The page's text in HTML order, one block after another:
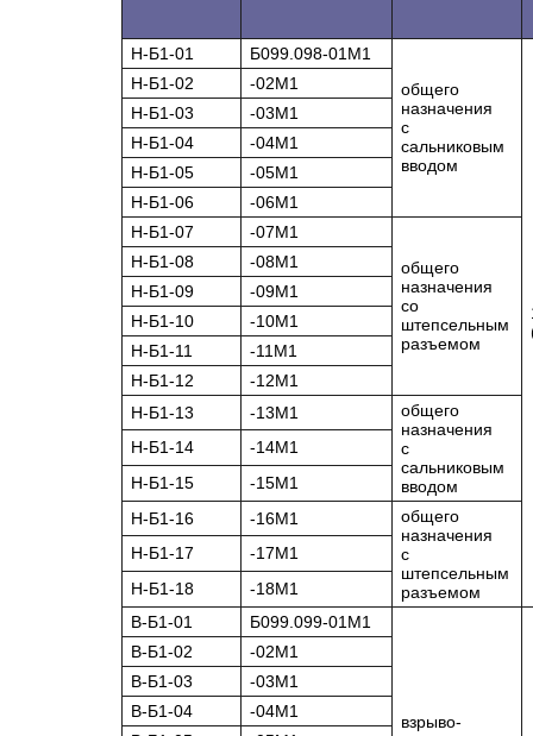
H-Б1-01
Б099.098-01М1
общего
назначения
с
сальниковым
вводом
H-Б1-02
-02М1
H-Б1-03
-03М1
H-Б1-04
-04М1
H-Б1-05
-05М1
H-Б1-06
-06М1
H-Б1-07
-07М1
общего
назначения
со
штепсельным
разъемом
H-Б1-08
-08М1
H-Б1-09
-09М1
H-Б1-10
-10М1
H-Б1-11
-11М1
H-Б1-12
-12М1
H-Б1-13
-13М1
общего
назначения
с
сальниковым
вводом
H-Б1-14
-14М1
H-Б1-15
-15М1
H-Б1-16
-16М1
общего
назначения
с
штепсельным
разъемом
H-Б1-17
-17М1
H-Б1-18
-18М1
В-Б1-01
Б099.099-01М1
взрыво-
В-Б1-02
-02М1
В-Б1-03
-03М1
В-Б1-04
-04М1